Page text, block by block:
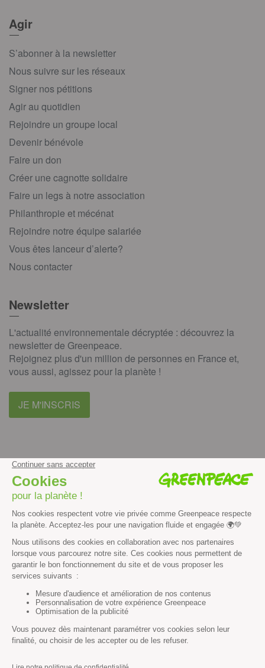
Agir
S’abonner à la newsletter
Nous suivre sur les réseaux
Signer nos pétitions
Agir au quotidien
Rejoindre un groupe local
Devenir bénévole
Faire un don
Créer une cagnotte solidaire
Faire un legs à notre association
Philanthropie et mécénat
Rejoindre notre équipe salariée
Vous êtes lanceur d’alerte?
Nous contacter
Newsletter
L'actualité environnementale décryptée : découvrez la
newsletter de Greenpeace.
Rejoignez plus d'un million de personnes en France et,
vous aussi, agissez pour la planète !
JE M'INSCRIS
instagramyoutube
Contenus et propriété intellectuelle
Mentions légales
Politique de confidentialité
Les autres sites de Greenpeace
dans le monde
Cliquez-ici pour modifier vos préférences en matière de cookies
Greenpeace